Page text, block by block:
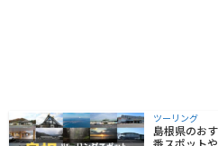
ツーリング
島根県のお